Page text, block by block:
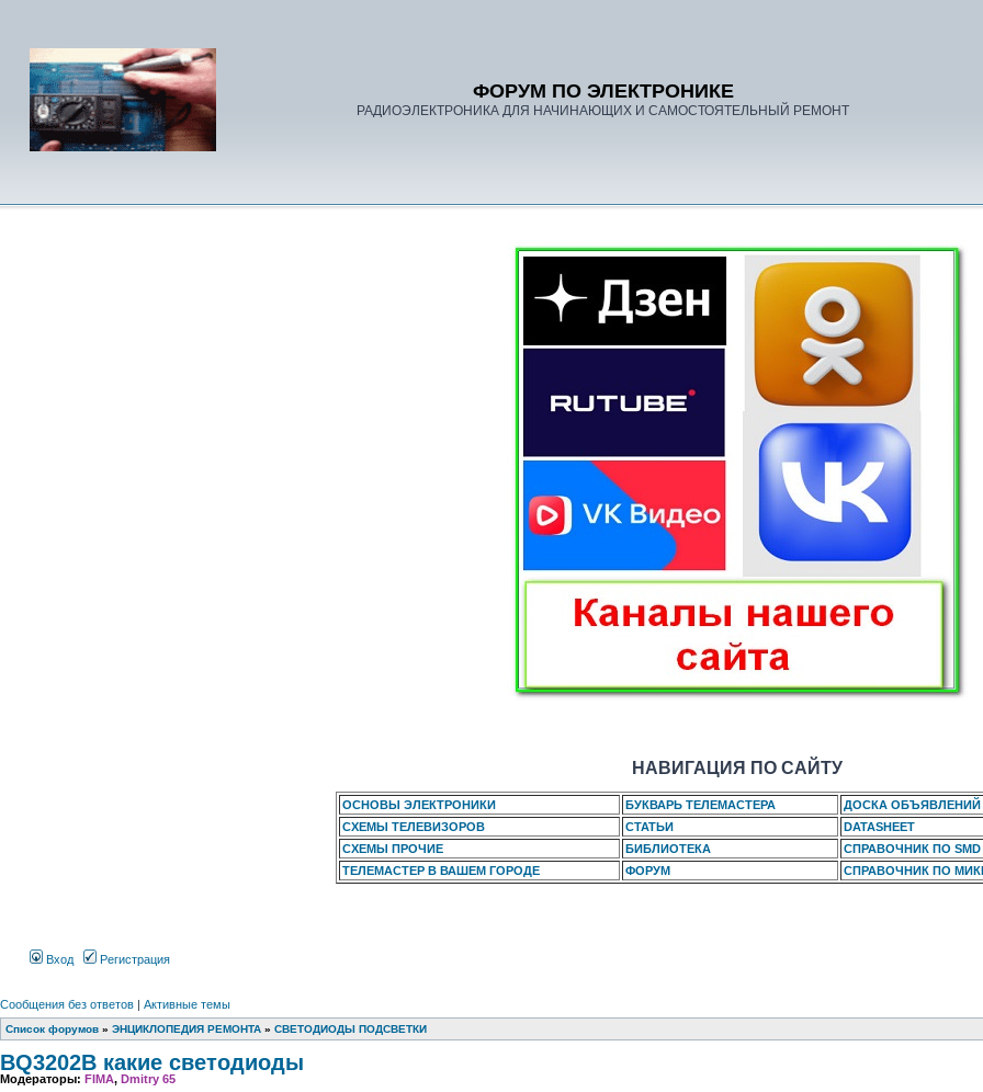
ФОРУМ ПО ЭЛЕКТРОНИКЕ
РАДИОЭЛЕКТРОНИКА ДЛЯ НАЧИНАЮЩИХ И САМОСТОЯТЕЛЬНЫЙ РЕМОНТ
НАВИГАЦИЯ ПО САЙТУ
ОСНОВЫ ЭЛЕКТРОНИКИ БУКВАРЬ ТЕЛЕМАСТЕРА
ДОСКА ОБЪЯВЛЕНИЙ
СХЕМЫ ТЕЛЕВИЗОРОВ
СТАТЬИ
DATASHEET
СХЕМЫ ПРОЧИЕ
БИБЛИОТЕКА
СПРАВОЧНИК ПО SMD
ТЕЛЕМАСТЕР В ВАШЕМ ГОРОДЕ
ФОРУМ СПРАВОЧНИК ПО
Вход Регистрация
Сообщения без ответов | Активные темы
Список форумов » ЭНЦИКЛОПЕДИЯ РЕМОНТА » СВЕТОДИОДЫ ПОДСВЕТКИ
BQ3202B какие светодиоды
Модераторы: FIMA, Dmitry 65